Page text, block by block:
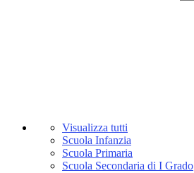
Visualizza tutti
Scuola Infanzia
Scuola Primaria
Scuola Secondaria di I Grado